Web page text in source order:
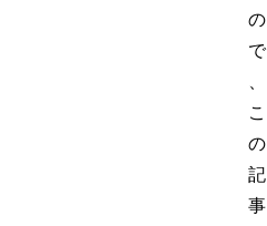
の
で
こ
の
記
事